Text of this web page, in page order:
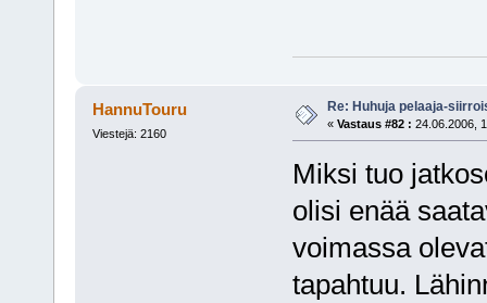
HannuTouru
Viestejä: 2160
Re: Huhuja pelaaja-
« Vastaus #82 : 24.06.2006,
Miksi tuo
olisi enää
voimassa
tapahtuu.